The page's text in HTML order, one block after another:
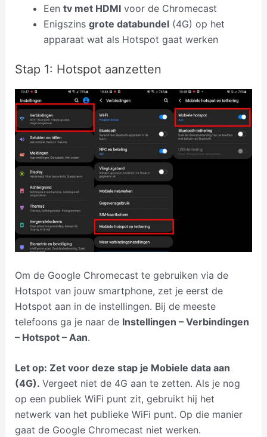
Een tv met HDMIvoor de Chromecast
Enigszins grote databundel(4G) op het
apparaat wat als Hotspot gaat werken
Stap 1: Hotspot aanzetten
Om de Google Chromecast te gebruiken via de
Hotspot van jouw smartphone, zet je eerst de
Hotspot aan in de instellingen. Bij de meeste
telefoons ga je naar de Instellingen – Verbindingen
– Hotspot – Aan.
Let op: Zet voor deze stap je Mobiele data aan
(4G). Vergeet niet de 4G aan te zetten. Als je nog
op een publiek WiFi punt zit, gebruikt hij het
netwerk van het publieke WiFi punt. Op die manier
gaat de Google Chromecast niet werken.